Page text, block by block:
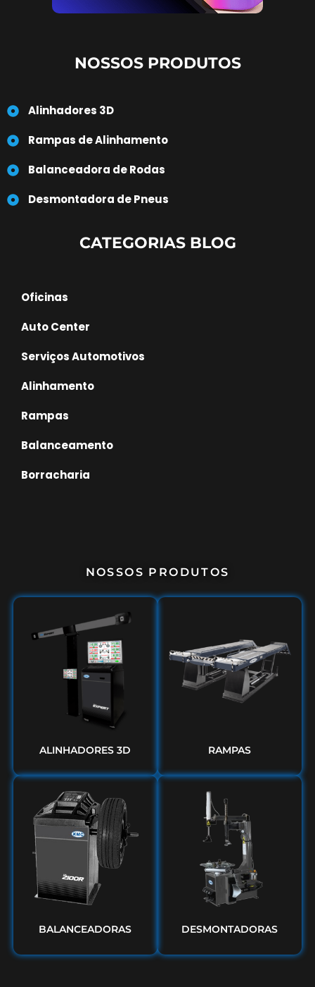
NOSSOS PRODUTOS
Alinhadores 3D
Rampas de Alinhamento
Balanceadora de Rodas
Desmontadora de Pneus
CATEGORIAS BLOG
Oficinas
Auto Center
Serviços Automotivos
Alinhamento
Rampas
Balanceamento
Borracharia
NOSSOS PRODUTOS
ALINHADORES 3D RAMPAS
BALANCEADORAS DESMONTADORAS